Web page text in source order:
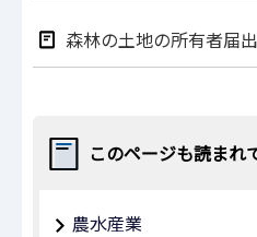
森林の土地の所有者届
このページも読まれ
農水産業